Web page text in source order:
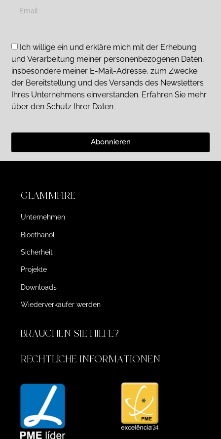
Ich willige ein und erkläre mich mit der Erhebung
und Verarbeitung meiner personenbezogenen Daten,
insbesondere meiner E-Mail-Adresse, zum Zwecke
der Bereitstellung und des Versands des Newsletters
Ihres Unternehmens einverstanden. Erfahren Sie mehr
über den Schutz Ihrer Daten
Abonnieren
GLAMMFIRE
Unternehmen
Bioethanol
Sicherheit
Projekte
Downloads
Wiederverkäufer werden
BRAUCHEN SIE HILFE?
RECHTLICHE INFORMATIONEN